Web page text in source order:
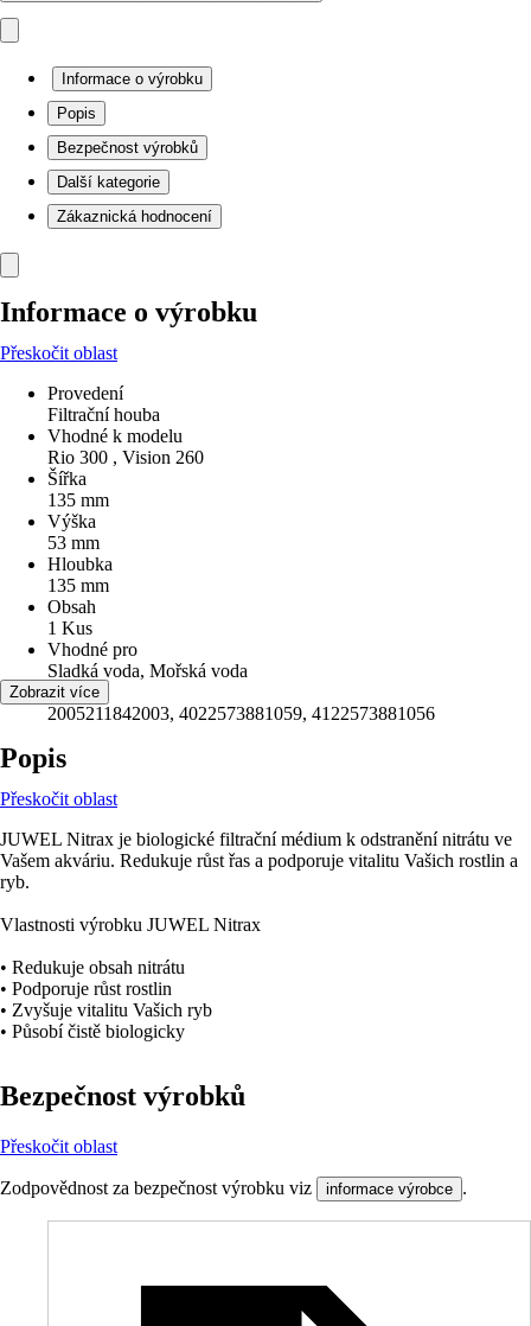
Informace o výrobku
Popis
Bezpečnost výrobků
Další kategorie
Zákaznická hodnocení
Informace o výrobku
Přeskočit oblast
Provedení
Filtrační houba
Vhodné k modelu
Rio 300 , Vision 260
Šířka
135 mm
Výška
53 mm
Hloubka
135 mm
Obsah
1 Kus
Vhodné pro
Sladká voda, Mořská voda
EAN
2005211842003, 4022573881059, 4122573881056
Zobrazit více
Popis
Přeskočit oblast
JUWEL Nitrax je biologické filtrační médium k odstranění nitrátu ve
Vašem akváriu. Redukuje růst řas a podporuje vitalitu Vašich rostlin a
ryb.
Vlastnosti výrobku JUWEL Nitrax
• Redukuje obsah nitrátu
• Podporuje růst rostlin
• Zvyšuje vitalitu Vašich ryb
• Působí čistě biologicky
Bezpečnost výrobků
Přeskočit oblast
Zodpovědnost za bezpečnost výrobku viz informace výrobce .